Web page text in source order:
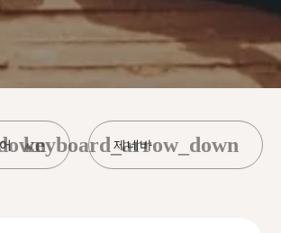
제네바
keyboard_arrow_down